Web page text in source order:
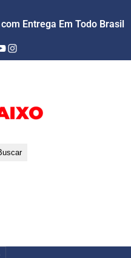
Entrega Em Todo Brasil
Instagram